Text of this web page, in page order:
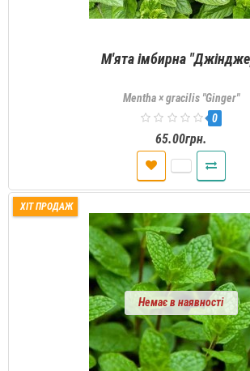
М'ята імбирна
Mentha × gracilis "Ginger"
0
65.00грн.
ХІТ ПРОДАЖ
Немає в наявності